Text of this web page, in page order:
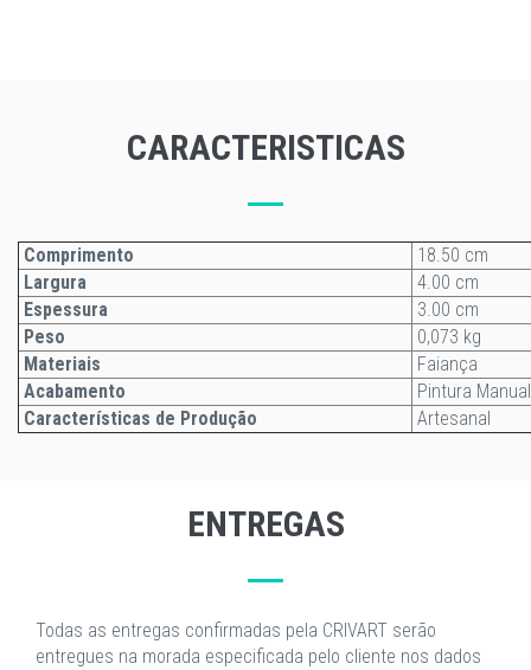
CARACTERISTICAS
Comprimento
18.50 cm
Largura
4.00 cm
Espessura
3.00 cm
Peso
0,073 kg
Materiais
Faiança
Acabamento
Pintura Manual
Características de Produção
Artesanal
ENTREGAS
Todas as entregas confirmadas pela CRIVART serão
entregues na morada especificada pelo cliente nos dados